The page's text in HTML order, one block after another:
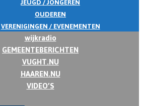
OUDEREN
VERENIGINGEN / EVENEMENTEN
wijkradio
GEMEENTEBERICHTEN
VUGHT.NU
HAAREN.NU
VIDEO’S